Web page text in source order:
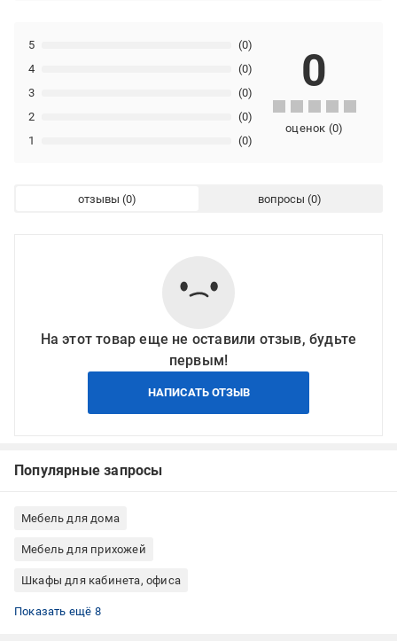
1 (0)
2 (0)
3 (0)
4 (0)
5 (0)
0
оценок (0)
отзывы вопросы
На этот товар еще не оставили отзыв, будьте
первым!
НАПИСАТЬ ОТЗЫВ
Популярные запросы
Мебель для дома
Мебель для прихожей
Шкафы для кабинета, офиса
Шкафы для спальни
Шкафы для гостиной
Шкафы гардеробные
Шкафы ЛДСП
Шкафы для квартиры
Шкафы для дома
Шкафы для гостиницы
Шкафы белый
Показать ещё 8